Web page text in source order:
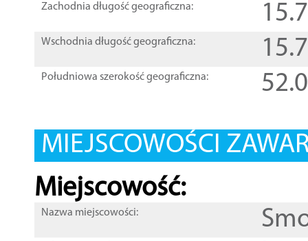
Zachodnia długość geograficzna:
Wschodnia długość geograficzna:
Południowa szerokość geograficzna:
MIEJSCOWOŚCI
Miejscowość:
Nazwa miejscowości: